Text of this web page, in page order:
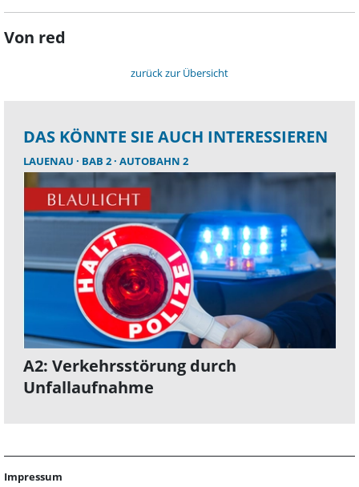
Von red
zurück zur Übersicht
DAS KÖNNTE SIE AUCH INTERESSIEREN
LAUENAU BAB 2 AUTOBAHN 2
A2: Verkehrsstörung durch
Unfallaufnahme
Impressum